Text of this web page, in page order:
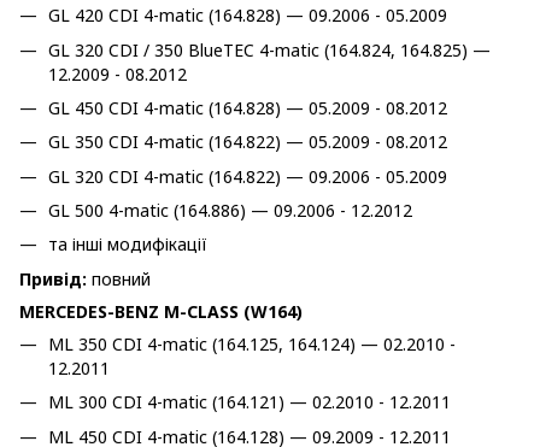
GL 420 CDI 4-matic (164.828) — 09.2006 - 05.2009
GL 320 CDI / 350 BlueTEC 4-matic (164.824, 164.825) —
12.2009 - 08.2012
GL 450 CDI 4-matic (164.828) — 05.2009 - 08.2012
GL 350 CDI 4-matic (164.822) — 05.2009 - 08.2012
GL 320 CDI 4-matic (164.822) — 09.2006 - 05.2009
GL 500 4-matic (164.886) — 09.2006 - 12.2012
та інші модифікації
Привід: повний
MERCEDES-BENZ M-CLASS (W164)
ML 350 CDI 4-matic (164.125, 164.124) — 02.2010 -
12.2011
ML 300 CDI 4-matic (164.121) — 02.2010 - 12.2011
ML 450 CDI 4-matic (164.128) — 09.2009 - 12.2011